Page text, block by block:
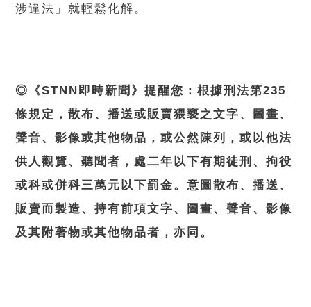
涉違法」就輕鬆化解。
◎《STNN即時新聞》提醒您：根據刑法第235
條規定，散布、播送或販賣猥褻之文字、圖畫、
聲音、影像或其他物品，或公然陳列，或以他法
供人觀覽、聽聞者，處二年以下有期徒刑、拘役
或科或併科三萬元以下罰金。意圖散布、播送、
販賣而製造、持有前項文字、圖畫、聲音、影像
及其附著物或其他物品者，亦同。